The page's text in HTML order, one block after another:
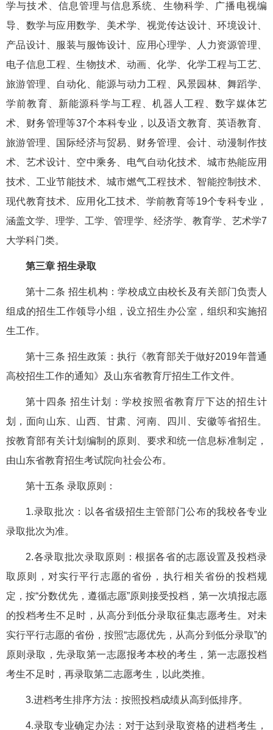
学与技术、信息管理与信息系统、生物科学、广播电视编
导、数学与应用数学、美术学、视觉传达设计、环境设计、
产品设计、服装与服饰设计、应用心理学、人力资源管理、
电子信息工程、生物技术、动画、化学、化学工程与工艺、
旅游管理、自动化、能源与动力工程、风景园林、舞蹈学、
学前教育、新能源科学与工程、机器人工程、数字媒体艺
术、财务管理等37个本科专业，以及语文教育、英语教育、
旅游管理、国际经济与贸易、财务管理、会计、动漫制作技
术、艺术设计、空中乘务、电气自动化技术、城市热能应用
技术、工业节能技术、城市燃气工程技术、智能控制技术、
现代教育技术、应用化工技术、学前教育等19个专科专业，
涵盖文学、理学、工学、管理学、经济学、教育学、艺术学7
大学科门类。
第三章 招生录取
第十二条 招生机构：学校成立由校长及有关部门负责人
组成的招生工作领导小组，设立招生办公室，组织和实施招
生工作。
第十三条 招生政策：执行《教育部关于做好2019年普通
高校招生工作的通知》及山东省教育厅招生工作文件。
第十四条 招生计划：学校按照省教育厅下达的招生计
划，面向山东、山西、甘肃、河南、四川、安徽等省招生。
按教育部有关计划编制的原则、要求和统一信息标准制定，
由山东省教育招生考试院向社会公布。
第十五条 录取原则：
1.录取批次：以各省级招生主管部门公布的我校各专业
录取批次为准。
2.各录取批次录取原则：根据各省的志愿设置及投档录
取原则，对实行平行志愿的省份，执行相关省份的投档规
定，按“分数优先，遵循志愿”原则接受投档，第一次填报志愿
的投档考生不足时，从高分到低分录取征集志愿考生。对未
实行平行志愿的省份，按照“志愿优先，从高分到低分录取”的
原则录取，先录取第一志愿报考本校的考生，第一志愿投档
考生不足时，再录取第二志愿考生，以此类推。
3.进档考生排序方法：按照投档成绩从高到低排序。
4.录取专业确定办法：对于达到录取资格的进档考生，